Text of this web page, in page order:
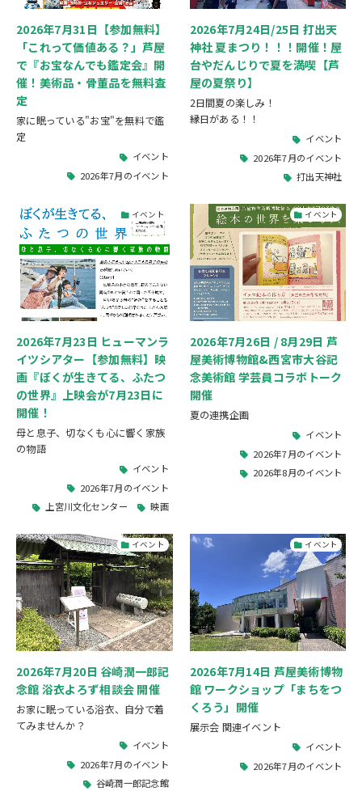
2026年7月31日【参加無料】
「これって価値ある？」芦屋
で『お宝なんでも鑑定会』開
催！美術品・骨董品を無料査
定
家に眠っている"お宝"を無料で鑑
定
イベント
2026年7月のイベント
2026年7月24日/25日 打出天
神社 夏まつり！！！開催！屋
台やだんじりで夏を満喫【芦
屋の夏祭り】
2日間夏の楽しみ！
縁日がある！！
イベント
2026年7月のイベント
打出天神社
イベント
2026年7月23日 ヒューマンラ
イツシアター【参加無料】映
画『ぼくが生きてる、ふたつ
の世界』上映会が7月23日に
開催！
母と息子、切なくも心に響く家族
の物語
イベント
2026年7月のイベント
上宮川文化センター
映画
イベント
2026年7月26日 / 8月29日 芦
屋美術博物館&西宮市大谷記
念美術館 学芸員コラボトーク
開催
夏の連携企画
イベント
2026年7月のイベント
2026年8月のイベント
イベント
2026年7月20日 谷崎潤一郎記
念館 浴衣よろず相談会 開催
お家に眠っている浴衣、自分で着
てみませんか？
イベント
2026年7月のイベント
谷崎潤一郎記念館
イベント
2026年7月14日 芦屋美術博物
館 ワークショップ「まちをつ
くろう」開催
展示会 関連イベント
イベント
2026年7月のイベント